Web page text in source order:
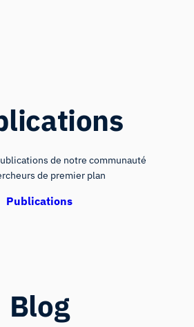
de notre communauté
de premier plan
Publications
Blog